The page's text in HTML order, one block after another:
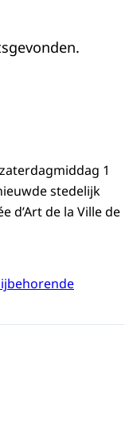
1
stedelijk
d’Art de la Ville de